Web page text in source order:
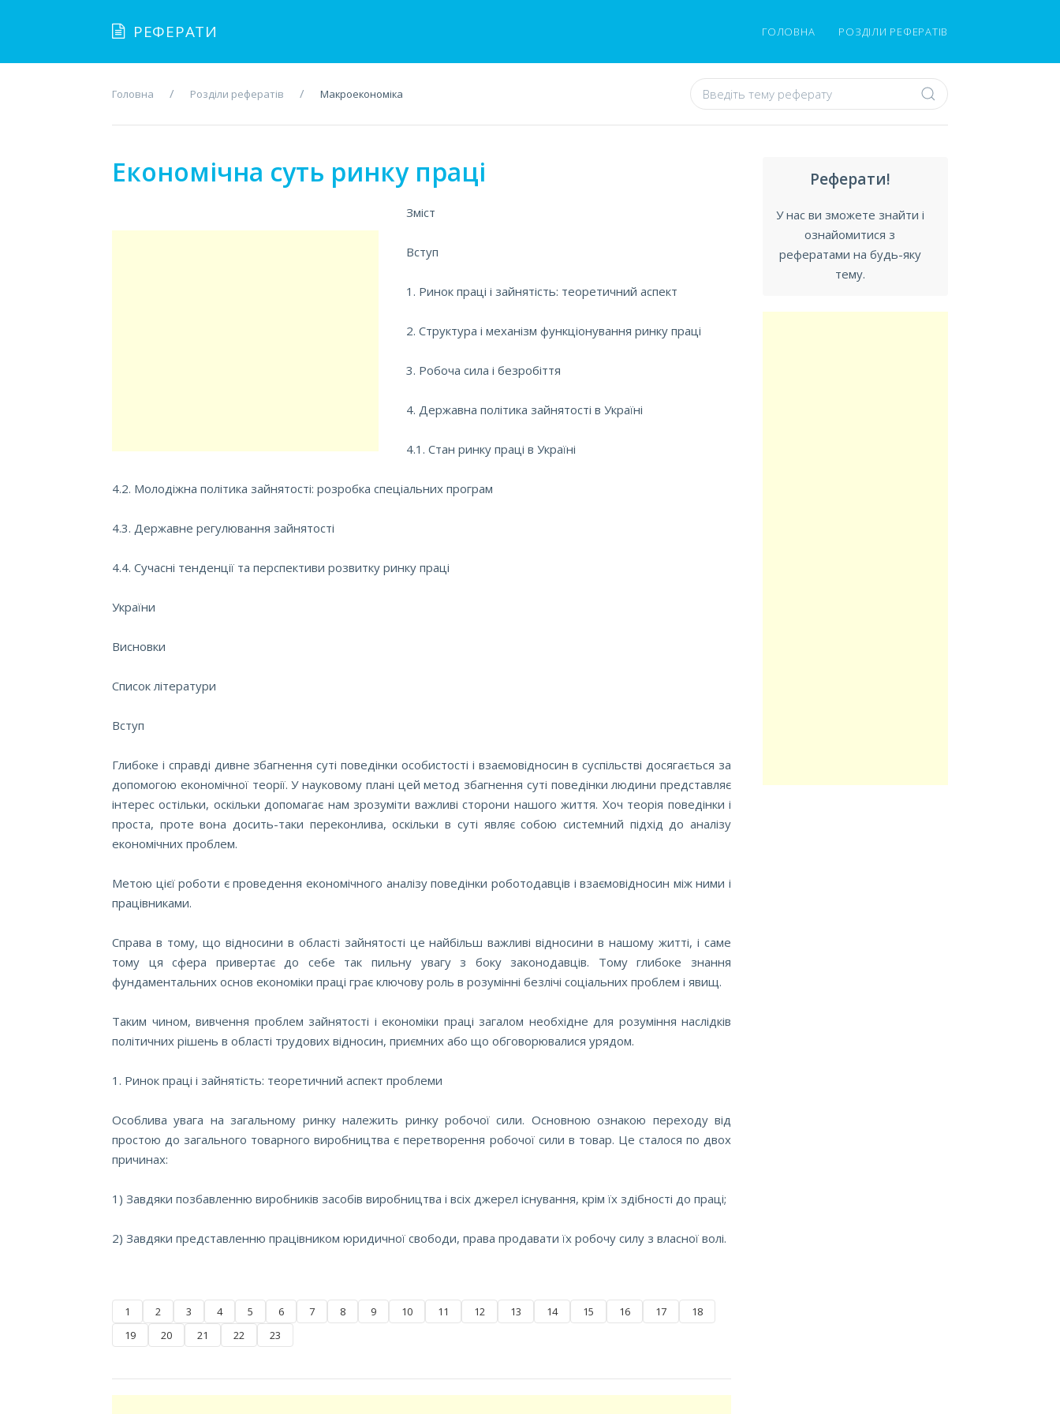
РЕФЕРАТИ ГОЛОВНА РОЗДІЛИ РЕФЕРАТІВ
Головна Розділи рефератів Макроекономіка
Економічна суть ринку праці
Зміст
Вступ
1. Ринок праці і зайнятість: теоретичний аспект
2. Структура і механізм функціонування ринку праці
3. Робоча сила і безробіття
4. Державна політика зайнятості в Україні
4.1. Стан ринку праці в Україні
4.2. Молодіжна політика зайнятості: розробка спеціальних програм
4.3. Державне регулювання зайнятості
4.4. Сучасні тенденції та перспективи розвитку ринку праці
України
Висновки
Список літератури
Вступ
Глибоке і справді дивне збагнення суті поведінки особистості і взаємовідносин в суспільстві досягається за
допомогою економічної теорії. У науковому плані цей метод збагнення суті поведінки людини представляє
інтерес остільки, оскільки допомагає нам зрозуміти важливі сторони нашого життя. Хоч теорія поведінки і
проста, проте вона досить-таки переконлива, оскільки в суті являє собою системний підхід до аналізу
економічних проблем.
Метою цієї роботи є проведення економічного аналізу поведінки роботодавців і взаємовідносин між ними і
працівниками.
Справа в тому, що відносини в області зайнятості це найбільш важливі відносини в нашому житті, і саме
тому ця сфера привертає до себе так пильну увагу з боку законодавців. Тому глибоке знання
фундаментальних основ економіки праці грає ключову роль в розумінні безлічі соціальних проблем і явищ.
Таким чином, вивчення проблем зайнятості і економіки праці загалом необхідне для розуміння наслідків
політичних рішень в області трудових відносин, приємних або що обговорювалися урядом.
1. Ринок праці і зайнятість: теоретичний аспект проблеми
Особлива увага на загальному ринку належить ринку робочої сили. Основною ознакою переходу від
простою до загального товарного виробництва є перетворення робочої сили в товар. Це сталося по двох
причинах:
1) Завдяки позбавленню виробників засобів виробництва і всіх джерел існування, крім їх здібності до праці;
2) Завдяки представленню працівником юридичної свободи, права продавати їх робочу силу з власної волі.
1 2 3 4 5 6 7 8 9 10 11 12 13 14 15 16 17
18
19
20 21 22 23
Реферати!
У нас ви зможете знайти і
ознайомитися з
рефератами на будь-яку
тему.